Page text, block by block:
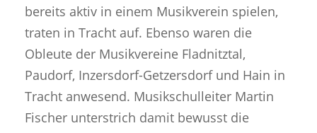
bereits aktiv in einem Musikverein spielen,
traten in Tracht auf. Ebenso waren die
Obleute der Musikvereine Fladnitztal,
Paudorf, Inzersdorf-Getzersdorf und Hain in
Tracht anwesend. Musikschulleiter Martin
Fischer unterstrich damit bewusst die